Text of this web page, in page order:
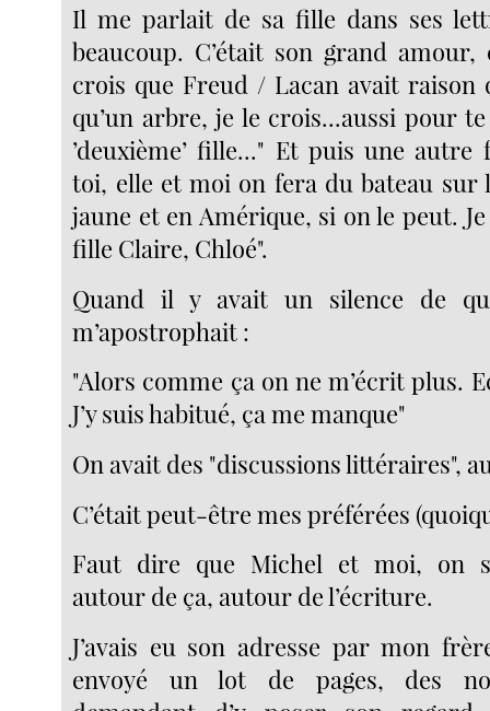
Il me parlait de sa fille dans ses
beaucoup. C’était son grand amour,
crois que Freud / Lacan avait raison
qu’un arbre, je le crois...aussi pour
’deuxième’ fille..." Et puis une autre
toi, elle et moi on fera du bateau sur
jaune et en Amérique, si on le peut.
fille Claire, Chloé".
Quand il y avait un silence de
m’apostrophait :
"Alors comme ça on ne m’écrit plus.
J’y suis habitué, ça me manque"
On avait des "discussions littéraires",
C’était peut-être mes préférées
Faut dire que Michel et moi, on
autour de ça, autour de l’écriture.
J’avais eu son adresse par mon
envoyé un lot de pages, des